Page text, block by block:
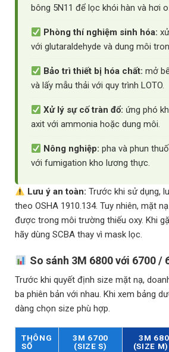
bông 5N11 để lọc khói hàn và hơi
Phòng thí nghiệm sinh hóa:
với glutaraldehyde và dung môi
Bảo trì thiết bị hóa chất: mở
và lấy mẫu thải với quy trình LOTO.
Xử lý sự cố tràn đổ: ứng phó
axit với ammonia hoặc dung môi.
Nông nghiệp: pha và phun
với fumigation kho lương thực.
Lưu ý an toàn: Trước khi sử dụng,
theo OSHA 1910.134. Tuy nhiên, mặt
được trong môi trường thiếu oxy. Khi
hãy dùng SCBA thay vì mask lọc.
So sánh 3M 6800 với 6700 /
Trước khi quyết định size mặt nạ,
ba phiên bản với nhau. Khi xem bảng
dàng chọn size phù hợp.
THÔNG
SỐ
3M 6700
(SIZE S)
3M
(SIZE M)